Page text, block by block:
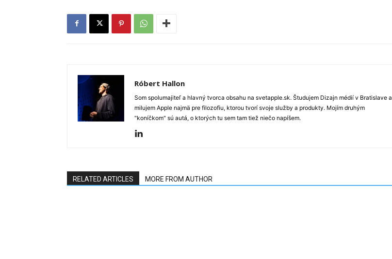
Róbert Hallon
Som spolumajiteľ a hlavný tvorca obsahu na svetapple.sk. Študujem Dizajn médií v Bratislave a
milujem Apple najmä pre filozofiu, ktorou tvorí svoje služby a produkty. Mojím druhým
"koníčkom" sú autá, o ktorých tu sem tam tiež niečo napíšem.
RELATED ARTICLES MORE FROM AUTHOR